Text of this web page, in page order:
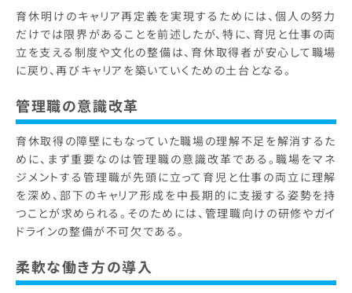
育休明けのキャリア再定義を実現するためには、個人の努力
だけでは限界があることを前述したが、特に、育児と仕事の両
立を支える制度や文化の整備は、育休取得者が安心して職場
に戻り、再びキャリアを築いていくための土台となる。
管理職の意識改革
育休取得の障壁にもなっていた職場の理解不足を解消するた
めに、まず重要なのは管理職の意識改革である。職場をマネ
ジメントする管理職が先頭に立って育児と仕事の両立に理解
を深め、部下のキャリア形成を中長期的に支援する姿勢を持
つことが求められる。そのためには、管理職向けの研修やガイ
ドラインの整備が不可欠である。
柔軟な働き方の導入